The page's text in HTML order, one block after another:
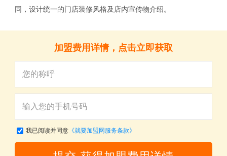
同，设计统一的门店装修风格及店内宣传物介绍。
加盟费用详情，点击立即获取
我已阅读并同意《就要加盟网服务条款》